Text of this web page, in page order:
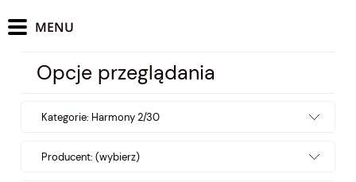
Opcje przeglądania
Kategorie: Harmony 2/30
Producent: (wybierz)